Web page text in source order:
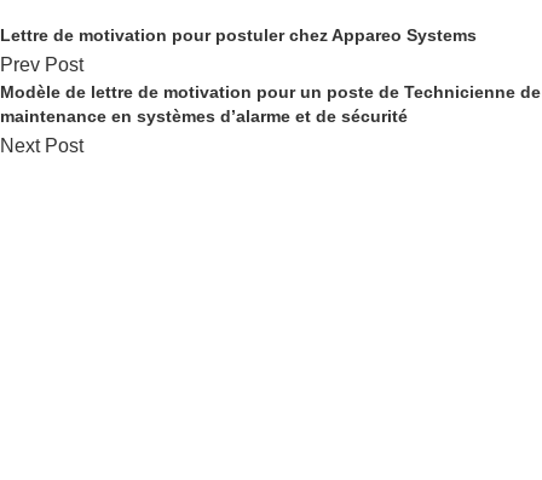
Lettre de motivation pour postuler chez Appareo Systems
Prev Post
Modèle de lettre de motivation pour un poste de Technicienne de
maintenance en systèmes d’alarme et de sécurité
Next Post